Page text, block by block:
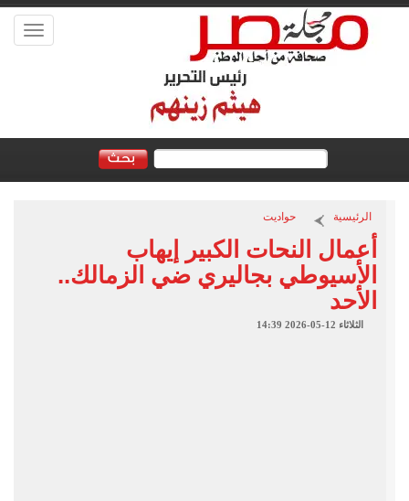
Toggle
الرئيسية حواديت
أعمال النحات الكبير إيهاب
الأسيوطي بجاليري ضي الزمالك..
الأحد
الثلاثاء 12-05-2026 14:39